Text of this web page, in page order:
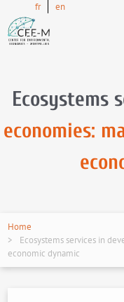
fr en
Ecosystems
economies:
Home
Ecosystems services in
economic dynamic